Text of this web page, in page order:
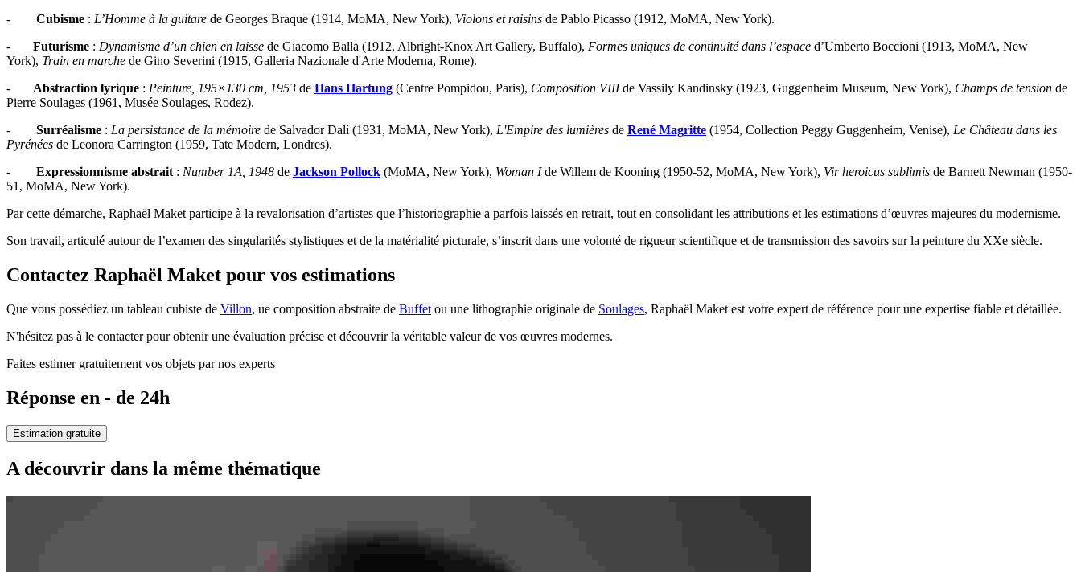
- Cubisme : L’Homme à la guitare de Georges Braque (1914, MoMA, New York), Violons et raisins de Pablo Picasso (1912, MoMA, New York).
- Futurisme : Dynamisme d’un chien en laisse de Giacomo Balla (1912, Albright-Knox Art Gallery, Buffalo), Formes uniques de continuité dans l’espace d’Umberto Boccioni (1913, MoMA, New
York), Train en marche de Gino Severini (1915, Galleria Nazionale d'Arte Moderna, Rome).
- Abstraction lyrique : Peinture, 195×130 cm, 1953 de Hans Hartung (Centre Pompidou, Paris), Composition VIIIde Vassily Kandinsky (1923, Guggenheim Museum, New York), Champs de tension de
Pierre Soulages (1961, Musée Soulages, Rodez).
- Surréalisme : La persistance de la mémoire de Salvador Dalí (1931, MoMA, New York), L'Empire des lumières de René Magritte (1954, Collection Peggy Guggenheim, Venise), Le Château dans les
Pyrénées de Leonora Carrington (1959, Tate Modern, Londres).
- Expressionnisme abstrait : Number 1A, 1948 de Jackson Pollock (MoMA, New York), Woman Ide Willem de Kooning (1950-52, MoMA, New York), Vir heroicus sublimis de Barnett Newman (1950-
51, MoMA, New York).
Par cette démarche, Raphaël Maket participe à la revalorisation d’artistes que l’historiographie a parfois laissés en retrait, tout en consolidant les attributions et les estimations d’œuvres majeures du modernisme.
Son travail, articulé autour de l’examen des singularités stylistiques et de la matérialité picturale, s’inscrit dans une volonté de rigueur scientifique et de transmission des savoirs sur la peinture du XXe siècle.
Contactez Raphaël Maket pour vos estimations
Que vous possédiez un tableau cubiste de Villon, ue composition abstraite de Buffet ou une lithographie originale de Soulages, Raphaël Maket est votre expert de référence pour une expertise fiable et détaillée.
N'hésitez pas à le contacter pour obtenir une évaluation précise et découvrir la véritable valeur de vos œuvres modernes.
Faites estimer gratuitement vos objets par nos experts
Réponse en - de 24h
Estimation gratuite
A découvrir dans la même thématique